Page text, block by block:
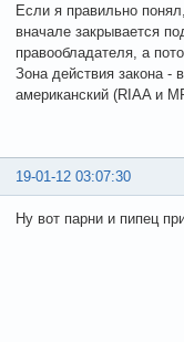
Если я правильно
вначале закрывается
правообладателя, а
Зона действия закона -
американский (RIAA и
19-01-12 03:07:30
Ну вот парни и пипец